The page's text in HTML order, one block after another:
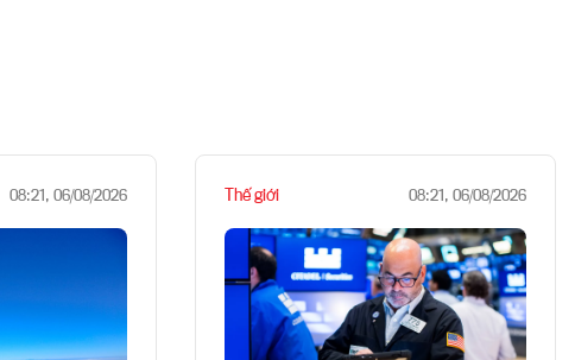
08:21, 06/08/2026 Thế giới 08:21, 06/08/2026